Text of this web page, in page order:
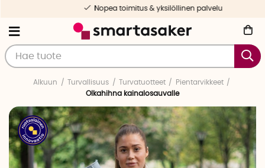
Nopea toimitus & yksilöllinen palvelu
Alkuun Turvallisuus Turvatuotteet
Pientarvikkeet
Olkahihna kainalosauvalle